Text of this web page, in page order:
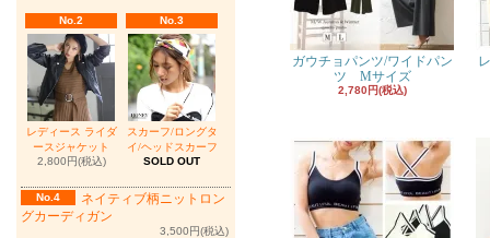
No.2
レディース ライダ
ースジャケット
2,800円(税込)
No.3
スカーフ/ロングタ
イ/ヘッドスカーフ
SOLD OUT
No.4
ネイティブ柄ニットロン
グカーディガン
3,500円(税込)
ガウチョパンツ/ワイドパン
ツ Mサイズ
2,780円(税込)